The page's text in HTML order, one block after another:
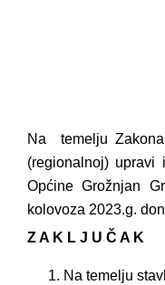
Na
temelju
(regionalnoj) upravi
Općine Grožnjan
kolovoza 2023.g.
Z A K L J U Č A K
Na temelju